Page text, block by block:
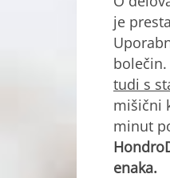
je
bolečin.
tudi s
mišični
minut
enaka.